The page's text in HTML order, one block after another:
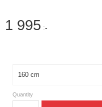
1 995 :-
Quantity